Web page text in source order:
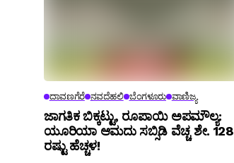
ದಾವಣಗೆರೆ ನವದೆಹಲಿ ಬೆಂಗಳೂರು ವಾಣಿಜ್ಯ
ಜಾಗತಿಕ ಬಿಕ್ಕಟ್ಟು, ರೂಪಾಯಿ ಅಪಮೌಲ್ಯ:
ಯೂರಿಯಾ ಆಮದು ಸಬ್ಸಿಡಿ ವೆಚ್ಚ ಶೇ. 128
ರಷ್ಟು ಹೆಚ್ಚಳ!